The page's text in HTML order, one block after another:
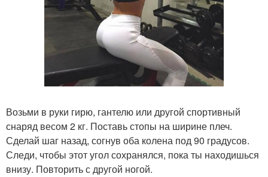
Возьми в руки гирю, гантелю или другой спортивный
снаряд весом 2 кг. Поставь стопы на ширине плеч.
Сделай шаг назад, согнув оба колена под 90 градусов.
Следи, чтобы этот угол сохранялся, пока ты находишься
внизу. Повторить с другой ногой.